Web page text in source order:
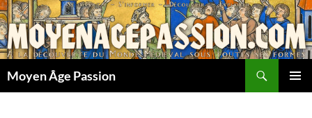
Aller
au
contenu
Moyen Âge Passion